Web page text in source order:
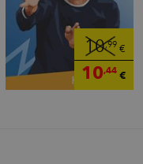
10,99 €
10,44€